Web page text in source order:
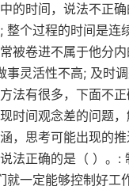
的时间，说法不正
整个过程的时间是连
被卷进不属于他分
事灵活性不高; 及时
法有很多，下面不
时间观念差的问题
，思考可能出现的
法正确的是（ ）。
就一定能够控制好工